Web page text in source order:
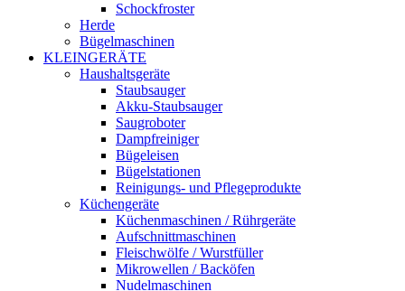
Schockfroster
Herde
Bügelmaschinen
KLEINGERÄTE
Haushaltsgeräte
Staubsauger
Akku-Staubsauger
Saugroboter
Dampfreiniger
Bügeleisen
Bügelstationen
Reinigungs- und Pflegeprodukte
Küchengeräte
Küchenmaschinen / Rührgeräte
Aufschnittmaschinen
Fleischwölfe / Wurstfüller
Mikrowellen / Backöfen
Nudelmaschinen